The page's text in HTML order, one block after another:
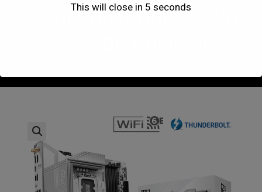
WIFI White DDR5 s1851
This will close in 5 seconds